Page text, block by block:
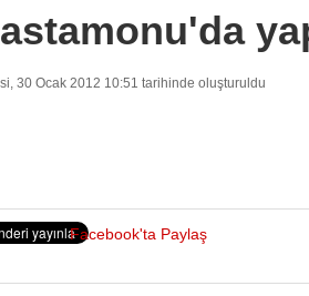
30 Ocak 2012 10:51 tarihinde oluşturuldu
Facebook'ta Paylaş